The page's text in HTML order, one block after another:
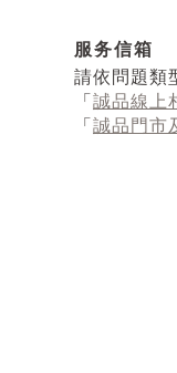
服务信箱
請依問題類
「 誠品線上
「 誠品門市